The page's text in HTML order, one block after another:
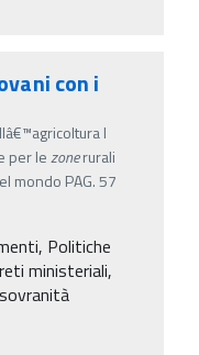
con i
I
per lezonerurali
mondo PAG. 57
Politiche
ministeriali,